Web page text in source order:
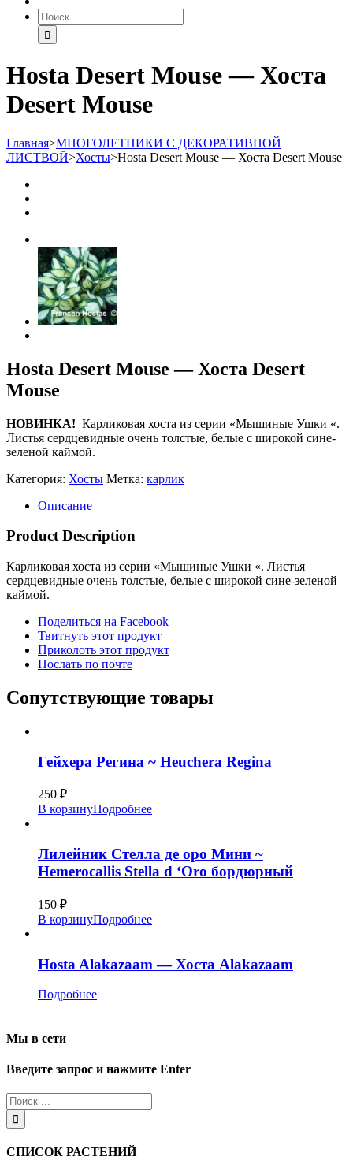
Hosta Desert Mouse — Хоста
Desert Mouse
Главная>МНОГОЛЕТНИКИ С ДЕКОРАТИВНОЙ
ЛИСТВОЙ>Хосты>Hosta Desert Mouse — Хоста Desert Mouse
Hosta Desert Mouse — Хоста Desert
Mouse
НОВИНКА! Карликовая хоста из серии «Мышиные Ушки «.
Листья сердцевидные очень толстые, белые с широкой сине-
зеленой каймой.
Категория: Хосты Метка: карлик
Описание
Product Description
Карликовая хоста из серии «Мышиные Ушки «. Листья
сердцевидные очень толстые, белые с широкой сине-зеленой
каймой.
Поделиться на Facebook
Твитнуть этот продукт
Приколоть этот продукт
Послать по почте
Сопутствующие товары
Гейхера Регина ~ Heuchera Regina
250 ₽
В корзинуПодробнее
Лилейник Стелла де оро Мини ~
Hemerocallis Stella d ‘Oro бордюрный
150 ₽
В корзинуПодробнее
Hosta Alakazaam — Хоста Alakazaam
Подробнее
Мы в сети
Введите запрос и нажмите Enter
СПИСОК РАСТЕНИЙ